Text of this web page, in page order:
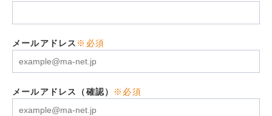
メールアドレス ※必須
メールアドレス（確認） ※必須